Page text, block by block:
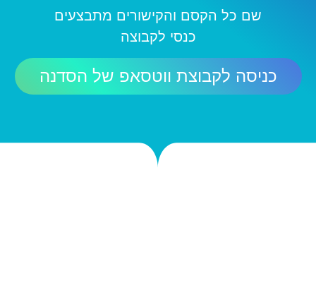
שם כל הקסם והקישורים מתבצעים
כנסי לקבוצה
כניסה לקבוצת ווטסאפ של הסדנה